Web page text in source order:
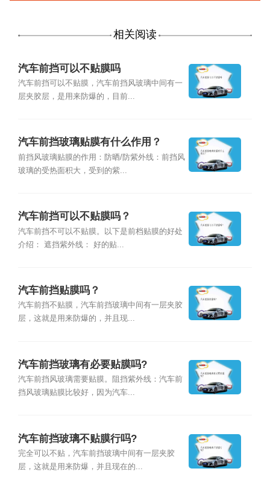
相关阅读
汽车前挡可以不贴膜吗
汽车前挡可以不贴膜，汽车前挡风玻璃中间有一
层夹胶层，是用来防爆的，目前...
汽车前挡玻璃贴膜有什么作用？
前挡风玻璃贴膜的作用：防晒/防紫外线：前挡风
玻璃的受热面积大，受到的紫...
汽车前挡可以不贴膜吗？
汽车前挡不可以不贴膜。以下是前档贴膜的好处
介绍： 遮挡紫外线： 好的贴...
汽车前挡贴膜吗？
汽车前挡不贴膜，汽车前挡玻璃中间有一层夹胶
层，这就是用来防爆的，并且现...
汽车前挡玻璃有必要贴膜吗?
汽车前挡风玻璃需要贴膜。阻挡紫外线：汽车前
挡风玻璃贴膜比较好，因为汽车...
汽车前挡玻璃不贴膜行吗?
完全可以不贴，汽车前挡玻璃中间有一层夹胶
层，这就是用来防爆，并且现在的...